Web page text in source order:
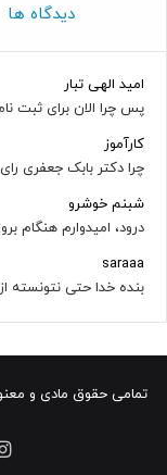
دیدگاه ها
امید الهی تبار
پس چرا الان برای ثبت
کارآموز
چرا دکتر بابک جعفری رای
شبنم خوشرو
درود، امیدوارم هنگام
saraaa
بنده خدا حتی نتونسته
تمامی حقوق مادی و